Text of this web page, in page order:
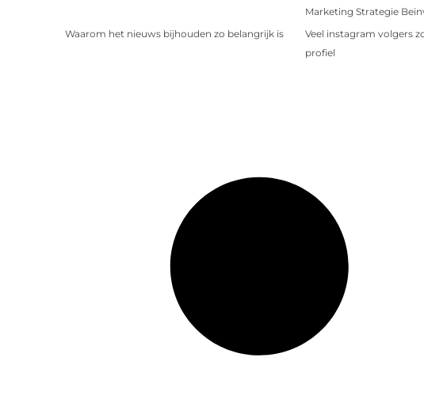
Marketing Strategie
Waarom het nieuws bijhouden zo belangrijk is
Veel instagram volgers
profiel